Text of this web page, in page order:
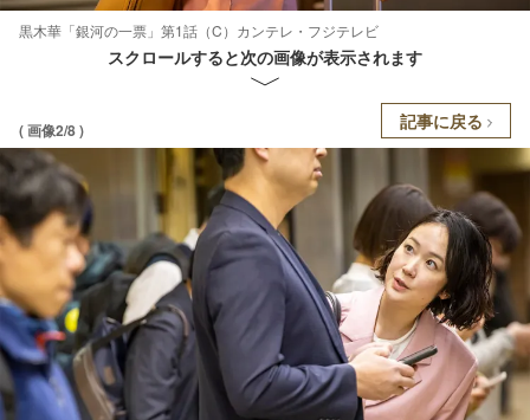
黒木華「銀河の一票」第1話（C）カンテレ・フジテレビ
スクロールすると次の画像が表示されます
( 画像2/8 ) 記事に戻る